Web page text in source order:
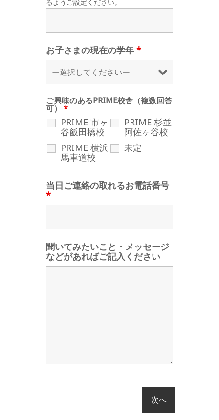
るようご設定ください。
お子さまの現在の学年 *
ご興味のあるPRIME校舎（複数回答
可） *
PRIME 市ヶ
谷飯田橋校
PRIME 杉並
阿佐ヶ谷校
PRIME 横浜
馬車道校
未定
当日ご連絡の取れるお電話番号
*
聞いてみたいこと・メッセージ
などがあればご記入ください